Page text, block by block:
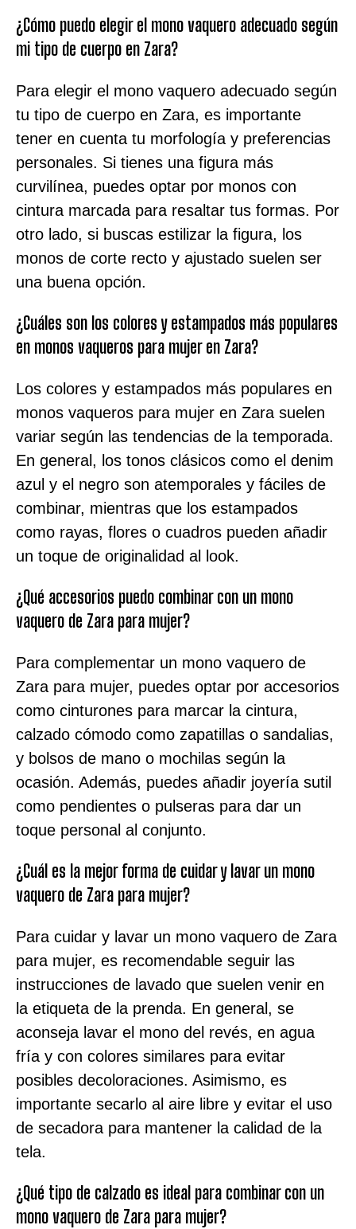
¿Cómo puedo elegir el mono vaquero adecuado según
mi tipo de cuerpo en Zara?
Para elegir el mono vaquero adecuado según
tu tipo de cuerpo en Zara, es importante
tener en cuenta tu morfología y preferencias
personales. Si tienes una figura más
curvilínea, puedes optar por monos con
cintura marcada para resaltar tus formas. Por
otro lado, si buscas estilizar la figura, los
monos de corte recto y ajustado suelen ser
una buena opción.
¿Cuáles son los colores y estampados más populares
en monos vaqueros para mujer en Zara?
Los colores y estampados más populares en
monos vaqueros para mujer en Zara suelen
variar según las tendencias de la temporada.
En general, los tonos clásicos como el denim
azul y el negro son atemporales y fáciles de
combinar, mientras que los estampados
como rayas, flores o cuadros pueden añadir
un toque de originalidad al look.
¿Qué accesorios puedo combinar con un mono
vaquero de Zara para mujer?
Para complementar un mono vaquero de
Zara para mujer, puedes optar por accesorios
como cinturones para marcar la cintura,
calzado cómodo como zapatillas o sandalias,
y bolsos de mano o mochilas según la
ocasión. Además, puedes añadir joyería sutil
como pendientes o pulseras para dar un
toque personal al conjunto.
¿Cuál es la mejor forma de cuidar y lavar un mono
vaquero de Zara para mujer?
Para cuidar y lavar un mono vaquero de Zara
para mujer, es recomendable seguir las
instrucciones de lavado que suelen venir en
la etiqueta de la prenda. En general, se
aconseja lavar el mono del revés, en agua
fría y con colores similares para evitar
posibles decoloraciones. Asimismo, es
importante secarlo al aire libre y evitar el uso
de secadora para mantener la calidad de la
tela.
¿Qué tipo de calzado es ideal para combinar con un
mono vaquero de Zara para mujer?